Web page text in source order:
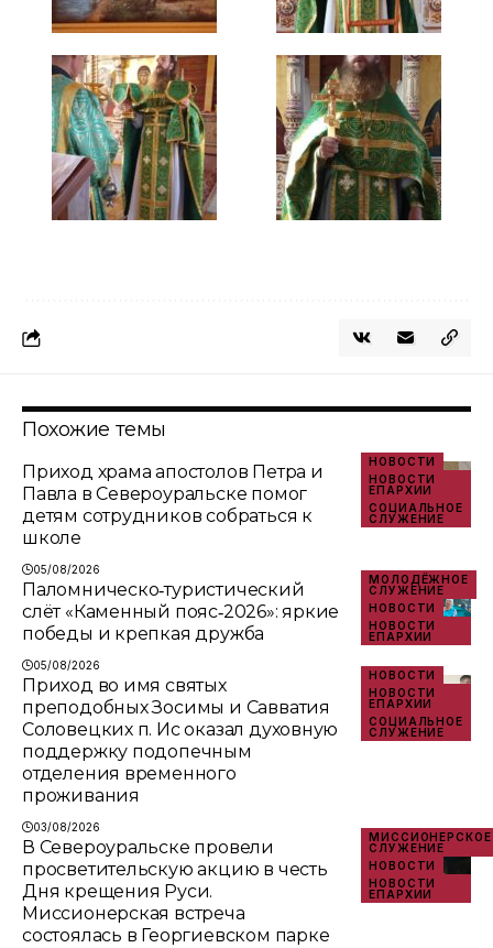
Похожие темы
НОВОСТИ
НОВОСТИ
ЕПАРХИИ
СОЦИАЛЬНОЕ
СЛУЖЕНИЕ
Приход храма апостолов Петра и
Павла в Североуральске помог
детям сотрудников собраться к
школе
05/08/2026
МОЛОДЁЖНОЕ
СЛУЖЕНИЕ
НОВОСТИ
НОВОСТИ
ЕПАРХИИ
Паломническо‑туристический
слёт «Каменный пояс‑2026»: яркие
победы и крепкая дружба
05/08/2026
НОВОСТИ
НОВОСТИ
ЕПАРХИИ
СОЦИАЛЬНОЕ
СЛУЖЕНИЕ
Приход во имя святых
преподобных Зосимы и Савватия
Соловецких п. Ис оказал духовную
поддержку подопечным
отделения временного
проживания
03/08/2026
МИССИОНЕРСКОЕ
СЛУЖЕНИЕ
НОВОСТИ
НОВОСТИ
ЕПАРХИИ
В Североуральске провели
просветительскую акцию в честь
Дня крещения Руси.
Миссионерская встреча
состоялась в Георгиевском парке